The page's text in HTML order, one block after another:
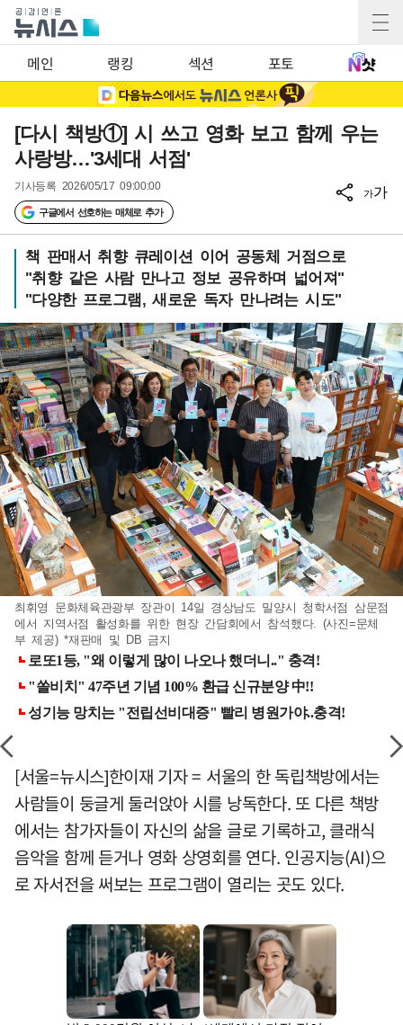
메인 랭킹 섹션 포토
[다시 책방①] 시 쓰고 영화 보고 함께 우는
사랑방…'3세대 서점'
기사등록 2026/05/17 09:00:00
구글에서 선호하는 매체로 추가
가가
책 판매서 취향 큐레이션 이어 공동체 거점으로
"취향 같은 사람 만나고 정보 공유하며 넓어져"
"다양한 프로그램, 새로운 독자 만나려는 시도"
최휘영 문화체육관광부 장관이 14일 경상남도 밀양시 청학서점 삼문점
에서 지역서점 활성화를 위한 현장 간담회에서 참석했다. (사진=문체
부 제공) *재판매 및 DB 금지
[서울=뉴시스]한이재 기자 = 서울의 한 독립책방에서는
사람들이 둥글게 둘러앉아 시를 낭독한다. 또 다른 책방
에서는 참가자들이 자신의 삶을 글로 기록하고, 클래식
음악을 함께 듣거나 영화 상영회를 연다. 인공지능(AI)으
로 자서전을 써보는 프로그램이 열리는 곳도 있다.